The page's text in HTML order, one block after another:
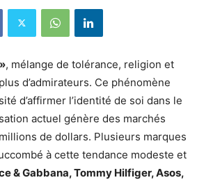
, mélange de tolérance, religion et
d’admirateurs. Ce phénomène
d’affirmer l’identité de soi dans le
actuel génère des marchés
de dollars. Plusieurs marques
à cette tendance modeste et
& Gabbana, Tommy Hilfiger, Asos,